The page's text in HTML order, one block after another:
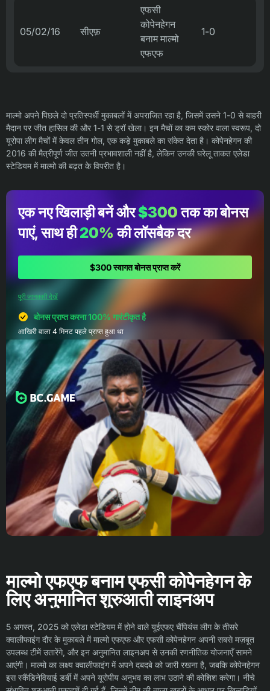
05/02/16 सीएफ़
एफसी
कोपेनहेगन
बनाम माल्मो
एफएफ
1-0
माल्मो अपने पिछले दो प्रतिस्पर्धी मुकाबलों में अपराजित रहा है, जिसमें उसने 1-0 से बाहरी
मैदान पर जीत हासिल की और 1-1 से ड्रॉ खेला। इन मैचों का कम स्कोर वाला स्वरूप, दो
यूरोपा लीग मैचों में केवल तीन गोल, एक कड़े मुकाबले का संकेत देता है। कोपेनहेगन की
2016 की मैत्रीपूर्ण जीत उतनी प्रभावशाली नहीं है, लेकिन उनकी घरेलू ताकत एलेडा
स्टेडियम में माल्मो की बढ़त के विपरीत है।
एक नए खिलाड़ी बनें और$300तक का बोनस
पाएं, साथ ही20%की लॉसबैक दर
$300 स्वागत बोनस प्राप्त करें
पूरी जानकारी देखें
बोनस प्राप्त करना 100% गारंटीकृत है
आखिरी वाला 4 मिनट पहले प्राप्त हुआ था
माल्मो एफएफ बनाम एफसी कोपेनहेगन के
लिए अनुमानित शुरुआती लाइनअप
5 अगस्त, 2025 को एलेडा स्टेडियम में होने वाले यूईएफए चैंपियंस लीग के तीसरे
क्वालीफाइंग दौर के मुकाबले में माल्मो एफएफ और एफसी कोपेनहेगन अपनी सबसे मज़बूत
उपलब्ध टीमें उतारेंगे, और इन अनुमानित लाइनअप से उनकी रणनीतिक योजनाएँ सामने
आएंगी। माल्मो का लक्ष्य क्वालीफाइंग में अपने दबदबे को जारी रखना है, जबकि कोपेनहेगन
इस स्कैंडिनेवियाई डर्बी में अपने यूरोपीय अनुभव का लाभ उठाने की कोशिश करेगा। नीचे